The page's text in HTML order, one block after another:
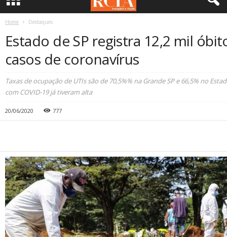
Home Destaques
Estado de SP registra 12,2 mil
casos de coronavírus
Taxas de ocupação de UTIs são de 70,5%% na Grande SP e 66,5% no
com COVID-19 já tiveram alta
20/06/2020 777